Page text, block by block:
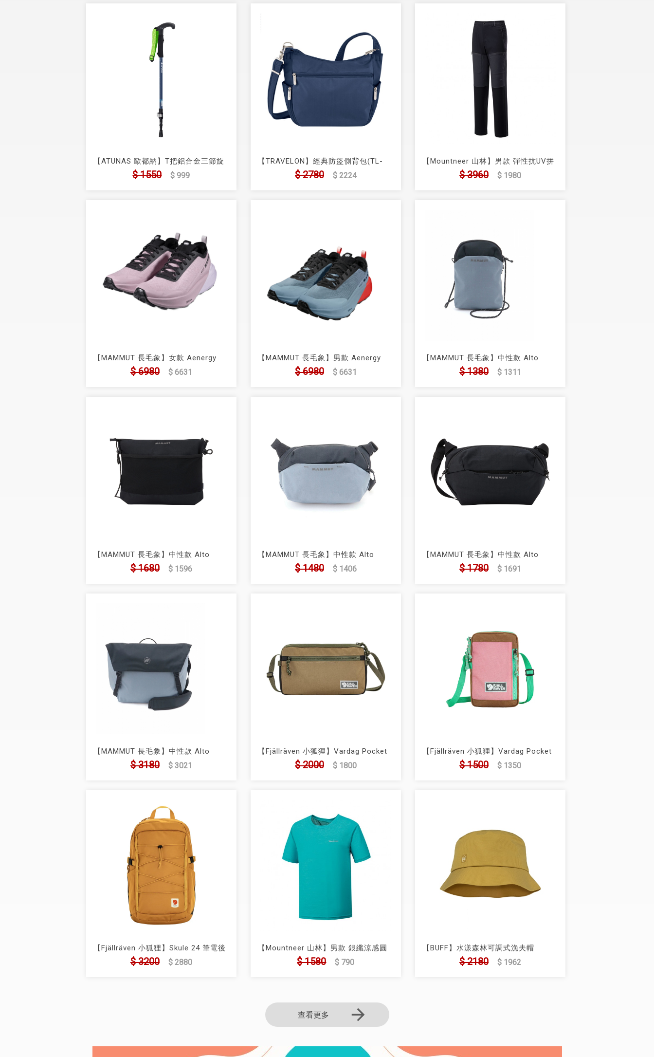
【ATUNAS 歐都納】T把鋁合金三節旋
轉避震登山杖(A1WSGZ08N)
$ 1550 $ 999
【TRAVELON】經典防盜側背包(TL-
$ 2780 $ 2224
【Mountneer 山林】男款 彈性抗UV拼
接合身長褲(41S35)
$ 3960 $ 1980
【MAMMUT 長毛象】女款 Aenergy
Trail All Mountain Low GTX 全地形低
$ 6980 $ 6631
【MAMMUT 長毛象】男款 Aenergy
Trail All Mountain Low GTX 全地形低
$ 6980 $ 6631
【MAMMUT 長毛象】中性款 Alto
Pouch 2L 隨身小包／斜背小包
$ 1380 $ 1311
【MAMMUT 長毛象】中性款 Alto
Sacoche 3L 輕量隨身側背包
$ 1680 $ 1596
【MAMMUT 長毛象】中性款 Alto
Waistpack 2L 運動腰包
$ 1480 $ 1406
【MAMMUT 長毛象】中性款 Alto
Waistpack 4L 運動腰包
$ 1780 $ 1691
【MAMMUT 長毛象】中性款 Alto
Messenger 14L 多功能單肩/側背包
$ 3180 $ 3021
【Fjällräven 小狐狸】Vardag Pocket
Large隨身袋 (FR23200339)
$ 2000 $ 1800
【Fjällräven 小狐狸】Vardag Pocket
Small 隨身袋 (FR23200338)
$ 1500 $ 1350
【Fjällräven 小狐狸】Skule 24 筆電後
背包(FR23200335)
$ 3200 $ 2880
【Mountneer 山林】男款 銀纖涼感圓
領排汗短袖上衣(41P81)
$ 1580 $ 790
【BUFF】水漾森林可調式漁夫帽
(BF137845)$ 2180 $ 1962
查看更多